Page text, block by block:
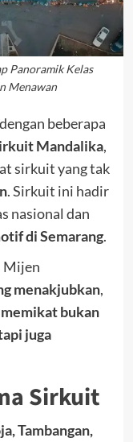
Panoramik Kelas
Menawan
beberapa
Mandalika,
sirkuit yang tak
. Sirkuit ini hadir
nasional dan
di Semarang.
Mijen
menakjubkan,
memikat bukan
juga
Sirkuit
Tambangan,